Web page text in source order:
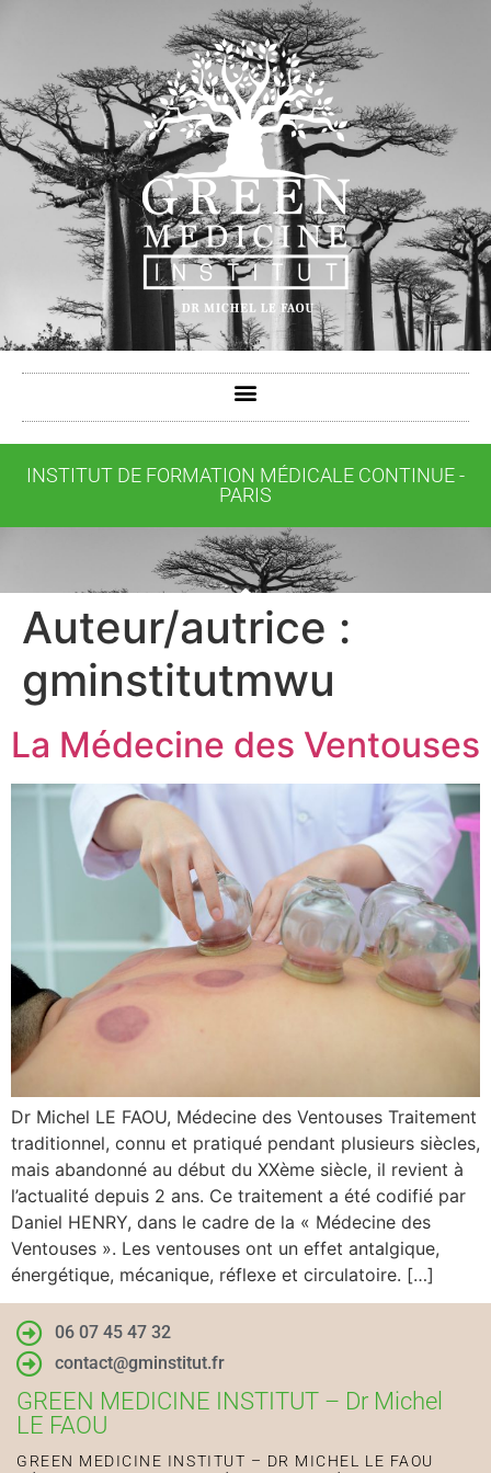
INSTITUT DE FORMATION MÉDICALE CONTINUE -
PARIS
Auteur/autrice :
gminstitutmwu
La Médecine des Ventouses
Dr Michel LE FAOU, Médecine des Ventouses Traitement
traditionnel, connu et pratiqué pendant plusieurs siècles,
mais abandonné au début du XXème siècle, il revient à
l’actualité depuis 2 ans. Ce traitement a été codifié par
Daniel HENRY, dans le cadre de la « Médecine des
Ventouses ». Les ventouses ont un effet antalgique,
énergétique, mécanique, réflexe et circulatoire. […]
06 07 45 47 32
contact@gminstitut.fr
GREEN MEDICINE INSTITUT – Dr Michel
LE FAOU
GREEN MEDICINE INSTITUT – DR MICHEL LE FAOU